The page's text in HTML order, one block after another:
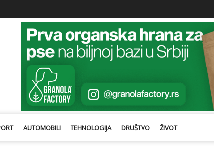
AUTOMOBILI TEHNOLOGIJA DRUŠTVO ŽIVOT